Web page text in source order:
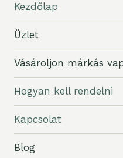
Kezdőlap
Üzlet
Vásároljon márkás
Hogyan kell rendelni
Kapcsolat
Blog